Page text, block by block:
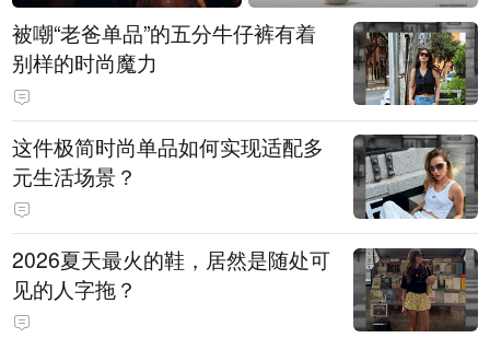
被嘲“老爸单品”的五分牛仔裤有着
别样的时尚魔力
这件极简时尚单品如何实现适配多
元生活场景？
2026夏天最火的鞋，居然是随处可
见的人字拖？